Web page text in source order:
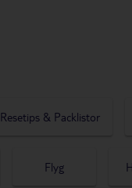
Resetips & Packlistor
Flyg